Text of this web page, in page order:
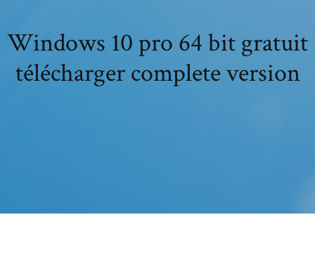
Windows 10 pro 64 bit gratuit
télécharger complete version